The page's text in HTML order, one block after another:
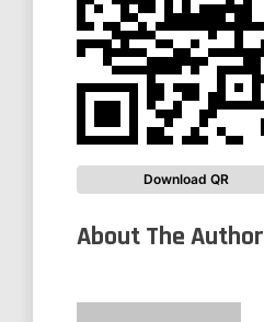
Download QR
About The Author